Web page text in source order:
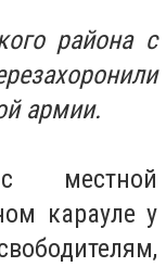
района с
армии.
местной
карауле у